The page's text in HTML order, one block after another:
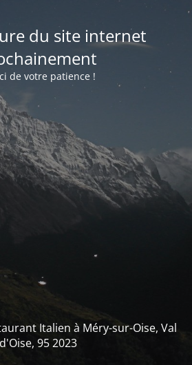
du site internet
de votre patience !
Italien à Méry-sur-Oise, Val
d'Oise, 95 2023